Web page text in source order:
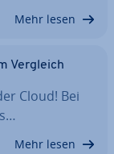
Mehr lesen
Vergleich
Cloud! Bei
Mehr lesen